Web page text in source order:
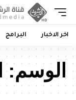
اخر الاخبار البرامج
الوسم: